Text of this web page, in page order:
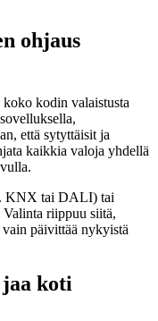
ohjaus
kodin valaistusta
että sytyttäisit ja
kaikkia valoja yhdellä
KNX tai DALI) tai
riippuu siitä,
päivittää nykyistä
koti